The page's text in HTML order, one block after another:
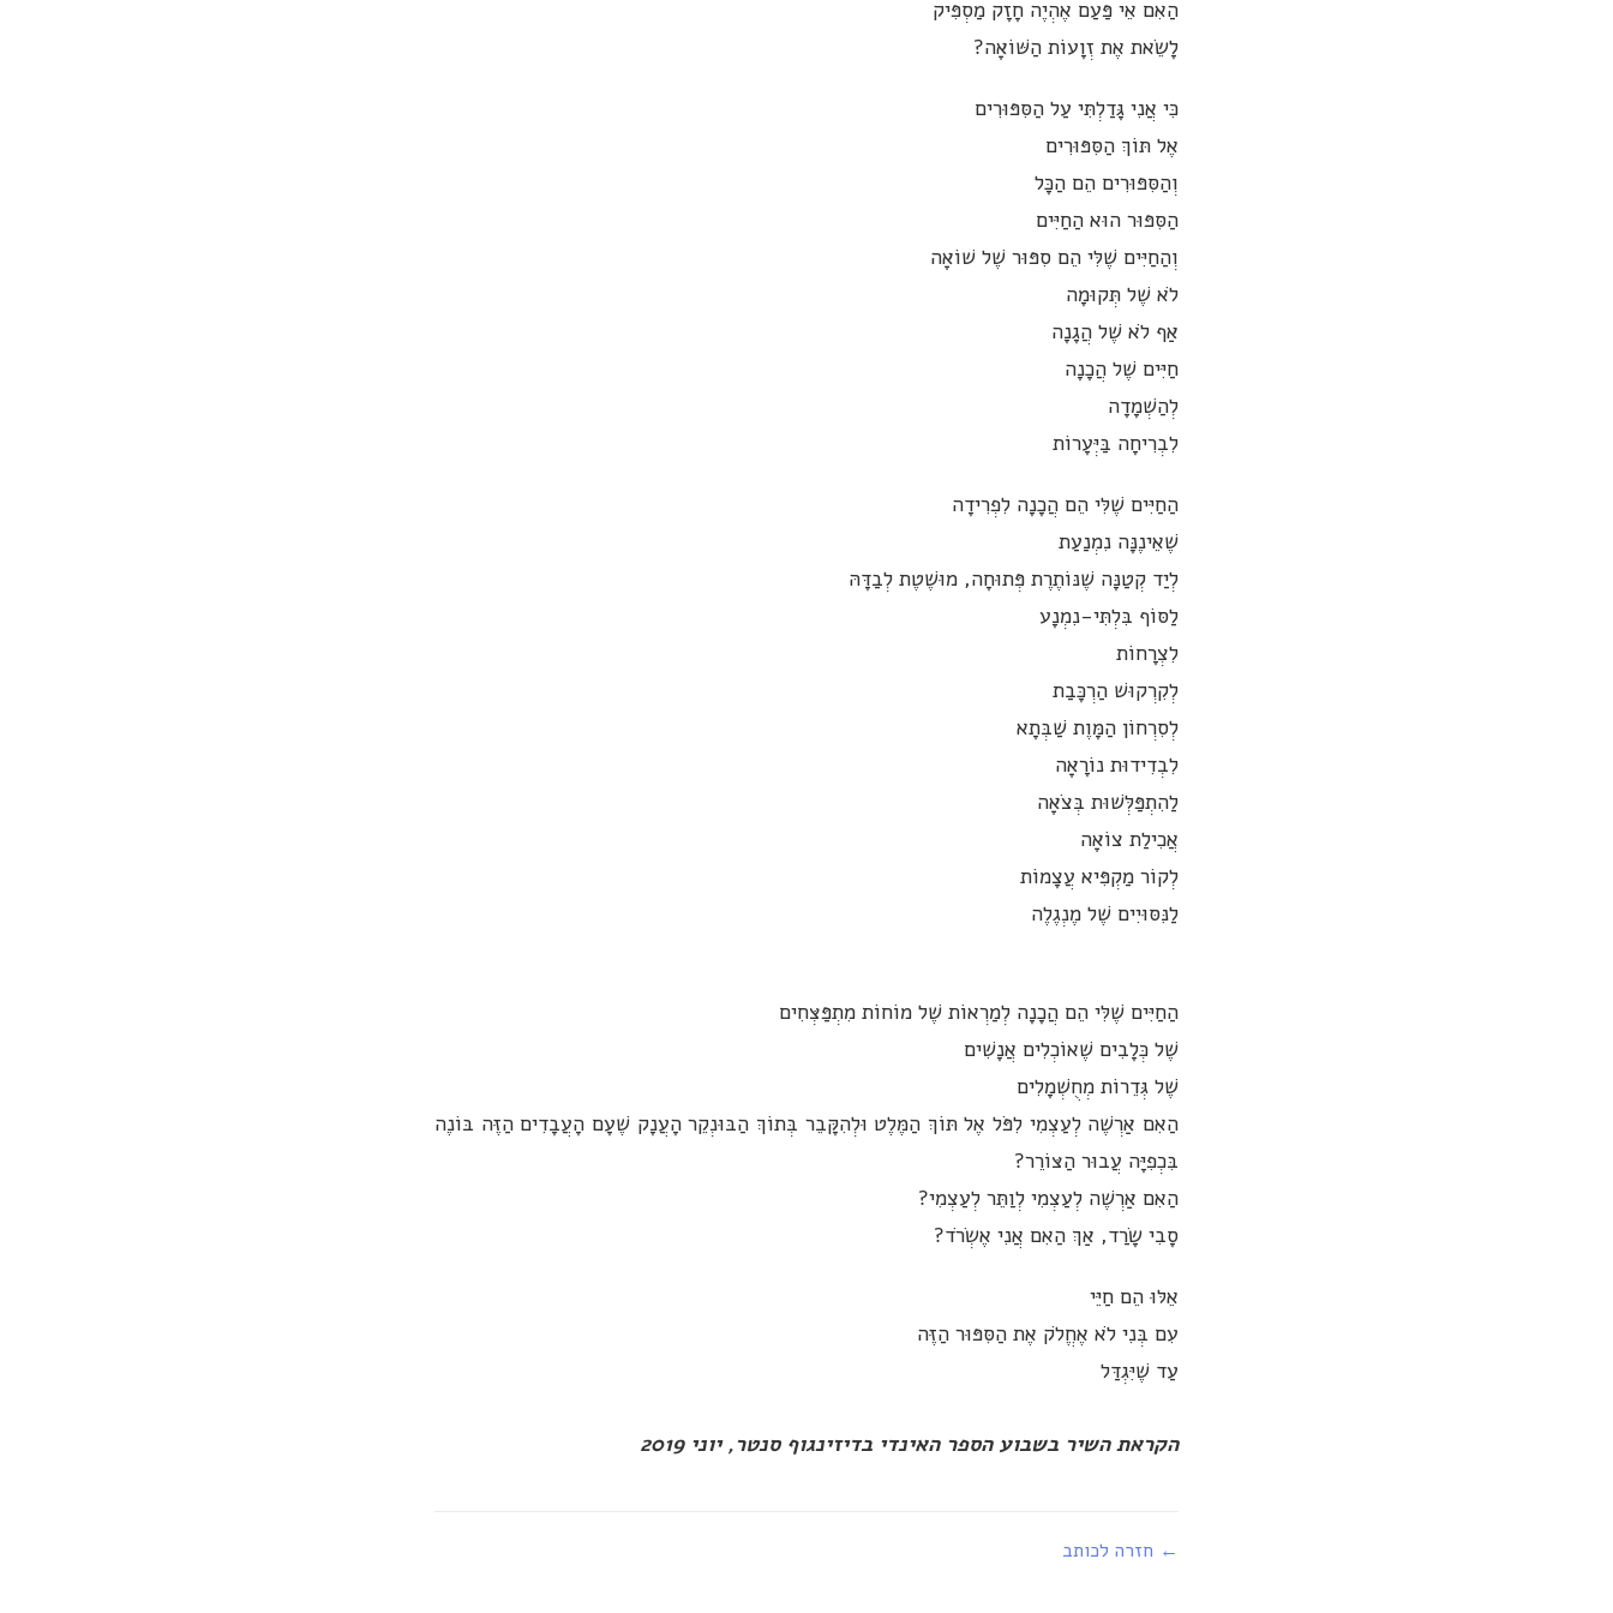
הַאִם אֵי פַּעַם אֶהְיֶה חָזָק מַסְפִּיק
לָשֵׂאת אֶת זְוָעוֹת הַשּׁוֹאָה?
כִּי אֲנִי גָּדַלְתִּי עַל הַסִּפּוּרִים
אֶל תּוֹךְ הַסִּפּוּרִים
וְהַסִּפּוּרִים הֵם הַכָּל
הַסִּפּוּר הוּא הַחַיִּים
וְהַחַיִּים שֶׁלִּי הֵם סִפּוּר שֶׁל שׁוֹאָה
לֹא שֶׁל תְּקוּמָה
אַף לֹא שֶׁל הֲגָנָה
חַיִּים שֶׁל הֲכָנָה
לְהַשְׁמָדָה
לִבְרִיחָה בַּיְּעָרוֹת
הַחַיִּים שֶׁלִּי הֵם הֲכָנָה לִפְרִידָה
שֶׁאֵינֶנָּה נִמְנַעַת
לְיַד קְטַנָּה שֶׁנּוֹתֶרֶת פְּתוּחָה, מוּשֶׁטֶת לְבַדָּהּ
לַסּוֹף בִּלְתִּי-נִמְנָע
לִצְרָחוֹת
לְקִרְקוּשׁ הַרְכָּבַת
לְסִרְחוֹן הַמָּוֶת שַׁבְּתָא
לִבְדִידוּת נוֹרָאָה
לַהִתְפַּלְּשׁוּת בְּצֹאָה
אֲכִילַת צוֹאָה
לְקוֹר מַקְפִּיא עֲצָמוֹת
לַנִּסּוּיִים שֶׁל מֶנְגֶלֶה
הַחַיִּים שֶׁלִּי הֵם הֲכָנָה לְמַרְאוֹת שֶׁל מוֹחוֹת מִתְפַּצְּחִים
שֶׁל כְּלָבִים שֶׁאוֹכְלִים אֲנָשִׁים
שֶׁל גְּדֵרוֹת מְחֻשְׁמָלִים
הַאִם אַרְשֶׁה לְעַצְמִי לִפֹּל אֶל תּוֹךְ הַמֶּלֶט וּלְהִקָּבֵר בְּתוֹךְ הַבּוּנְקֵר הָעֲנָק שֶׁעָם הָעֲבָדִים הַזֶּה בּוֹנֶה
בִּכְפִיָּה עֲבוּר הַצּוֹרֵר?
הַאִם אַרְשֶׁה לְעַצְמִי לְוַתֵּר לְעַצְמִי?
סָבִי שָׂרַד, אַךְ הַאִם אֲנִי אֶשְׂרֹד?
אֵלּוּ הֵם חַיֵּי
עִם בְּנִי לֹא אֶחֱלֹק אֶת הַסִּפּוּר הַזֶּה
עַד שֶׁיִּגְדַּל
הקראת השיר בשבוע הספר האינדי בדיזינגוף סנטר, יוני 2019
← חזרה לכותב